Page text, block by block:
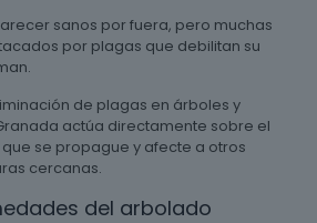
sanos por fuera, pero muchas
por plagas que debilitan su
de plagas en árboles y
actúa directamente sobre el
se propague y afecte a otros
cercanas.
del arbolado